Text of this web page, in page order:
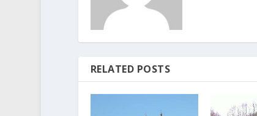
RELATED POSTS